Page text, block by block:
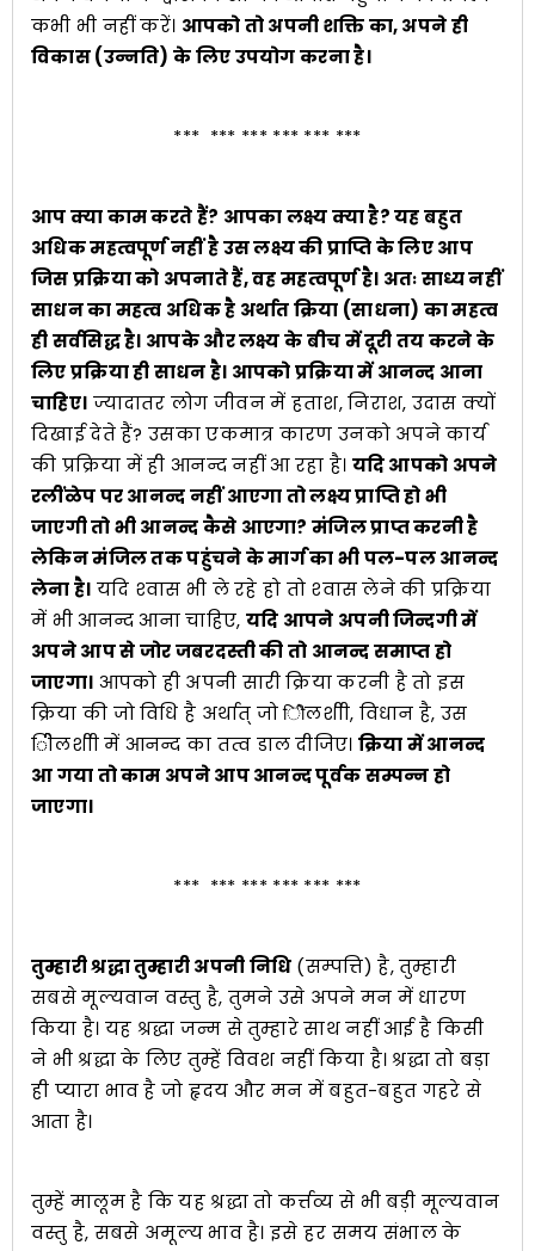
कभी भी नहीं करें। आपको तो अपनी शक्ति का, अपने ही
विकास (उन्नति) के लिए उपयोग करना है।
*** *** *** *** *** ***
आप क्या काम करते हैं? आपका लक्ष्य क्या है? यह बहुत
अधिक महत्वपूर्ण नहीं है उस लक्ष्य की प्राप्ति के लिए आप
जिस प्रक्रिया को अपनाते हैं, वह महत्वपूर्ण है। अतः साध्य नहीं
साधन का महत्व अधिक है अर्थात क्रिया (साधना) का महत्व
ही सर्वसिद्ध है। आपके और लक्ष्य के बीच में दूरी तय करने के
लिए प्रक्रिया ही साधन है। आपको प्रक्रिया में आनन्द आना
चाहिए। ज्यादातर लोग जीवन में हताश, निराश, उदास क्यों
दिखाई देते हैं? उसका एकमात्र कारण उनको अपने कार्य
की प्रक्रिया में ही आनन्द नहीं आ रहा है। यदि आपको अपने
रलींळेप पर आनन्द नहीं आएगा तो लक्ष्य प्राप्ति हो भी
जाएगी तो भी आनन्द कैसे आएगा? मंजिल प्राप्त करनी है
लेकिन मंजिल तक पहुंचने के मार्ग का भी पल-पल आनन्द
लेना है। यदि श्‍वास भी ले रहे हो तो श्‍वास लेने की प्रक्रिया
में भी आनन्द आना चाहिए, यदि आपने अपनी जिन्दगी में
अपने आप से जोर जबरदस्ती की तो आनन्द समाप्त हो
जाएगा। आपको ही अपनी सारी क्रिया करनी है तो इस
क्रिया की जो विधि है अर्थात् जो िीेलशीी, विधान है, उस
िीेलशीी में आनन्द का तत्व डाल दीजिए। क्रिया में आनन्द
आ गया तो काम अपने आप आनन्द पूर्वक सम्पन्न हो
जाएगा।
*** *** *** *** *** ***
तुम्हारी श्रद्धा तुम्हारी अपनी निधि (सम्पत्ति) है, तुम्हारी
सबसे मूल्यवान वस्तु है, तुमने उसे अपने मन में धारण
किया है। यह श्रद्धा जन्म से तुम्हारे साथ नहीं आई है किसी
ने भी श्रद्धा के लिए तुम्हें विवश नहीं किया है। श्रद्धा तो बड़ा
ही प्यारा भाव है जो हृदय और मन में बहुत-बहुत गहरे से
आता है।
तुम्हें मालूम है कि यह श्रद्धा तो कर्त्तव्य से भी बड़ी मूल्यवान
वस्तु है, सबसे अमूल्य भाव है। इसे हर समय संभाल के